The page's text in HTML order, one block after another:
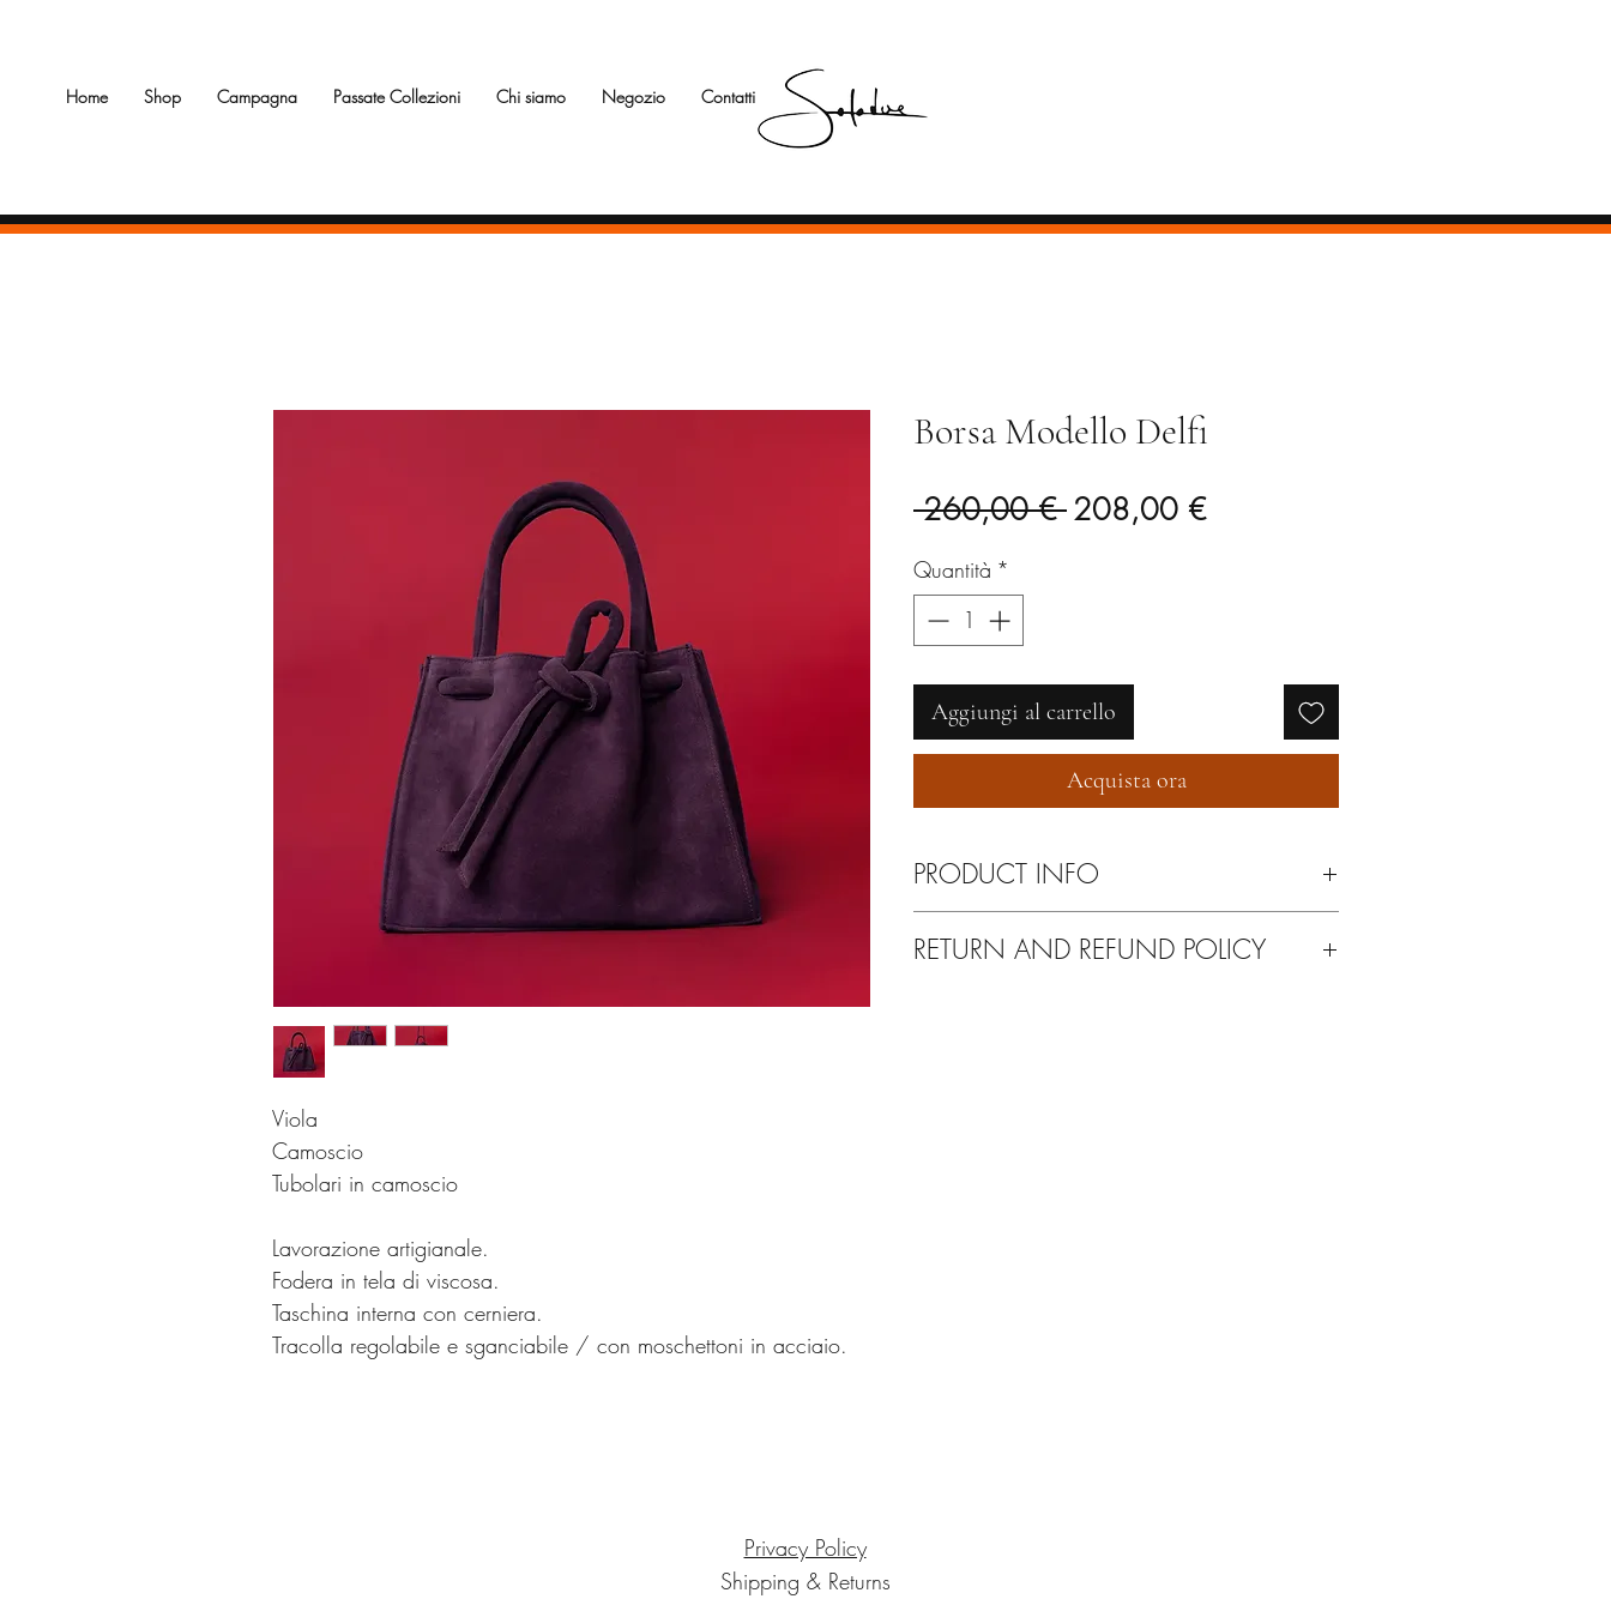
Home Shop Campagna Passate Collezioni Chi siamo Negozio Contatti
Viola
Camoscio
Tubolari in camoscio
Lavorazione artigianale.
Fodera in tela di viscosa.
Taschina interna con cerniera.
Tracolla regolabile e sganciabile / con moschettoni in acciaio.
Borsa Modello Delfi
260,00 € Prezzo
208,00 €Prezzo
Quantità *
Aggiungi al carrello
Acquista ora
PRODUCT INFO
RETURN AND REFUND POLICY
Privacy Policy
Shipping & Returns